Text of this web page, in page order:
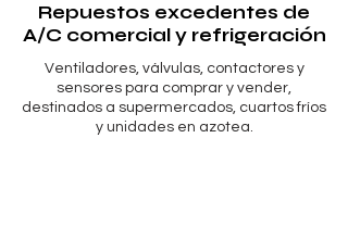
Repuestos excedentes de
A/C comercial y refrigeración
Ventiladores, válvulas, contactores y
sensores para comprar y vender,
destinados a supermercados, cuartos fríos
y unidades en azotea.